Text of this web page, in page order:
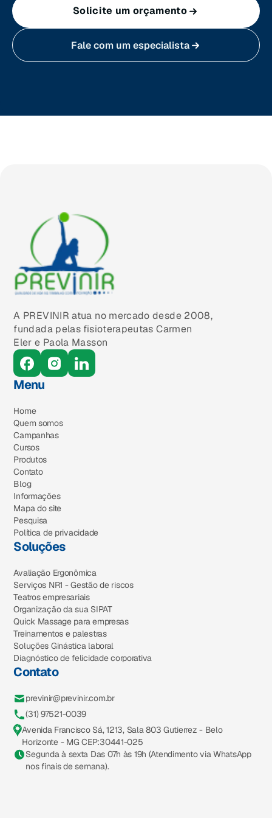
Sergipe (SE)
Tocantins (TO)
Solicite um orçamento
Fale com um especialista
A PREVINIR atua no mercado desde 2008,
fundada pelas fisioterapeutas Carmen
Eler e Paola Masson
Menu
Home
Quem somos
Campanhas
Cursos
Produtos
Contato
Blog
Informações
Mapa do site
Pesquisa
Política de privacidade
Soluções
Avaliação Ergonômica
Serviços NR1 - Gestão de riscos
Teatros empresariais
Organização da sua SIPAT
Quick Massage para empresas
Treinamentos e palestras
Soluções Ginástica laboral
Diagnóstico de felicidade corporativa
Contato
previnir@previnir.com.br
(31) 97521-0039
Avenida Francisco Sá, 1213, Sala 803 Gutierrez - Belo
Horizonte - MG CEP:30441-025
Segunda à sexta Das 07h às 19h (Atendimento via WhatsApp
nos finais de semana).